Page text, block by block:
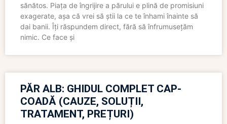
sănătos. Piața de îngrijire a părului e plină de promisiuni
exagerate, așa că vrei să știi la ce te înhami înainte să
dai banii. Îți răspundem direct, fără să înfrumusețăm
nimic. Ce face și
PĂR ALB: GHIDUL COMPLET CAP-
COADĂ (CAUZE, SOLUȚII,
TRATAMENT, PREȚURI)